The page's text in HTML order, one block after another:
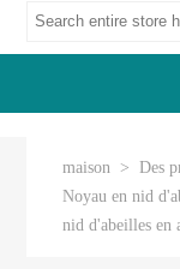
maison > Des
Noyau en nid
nid d'abeilles en